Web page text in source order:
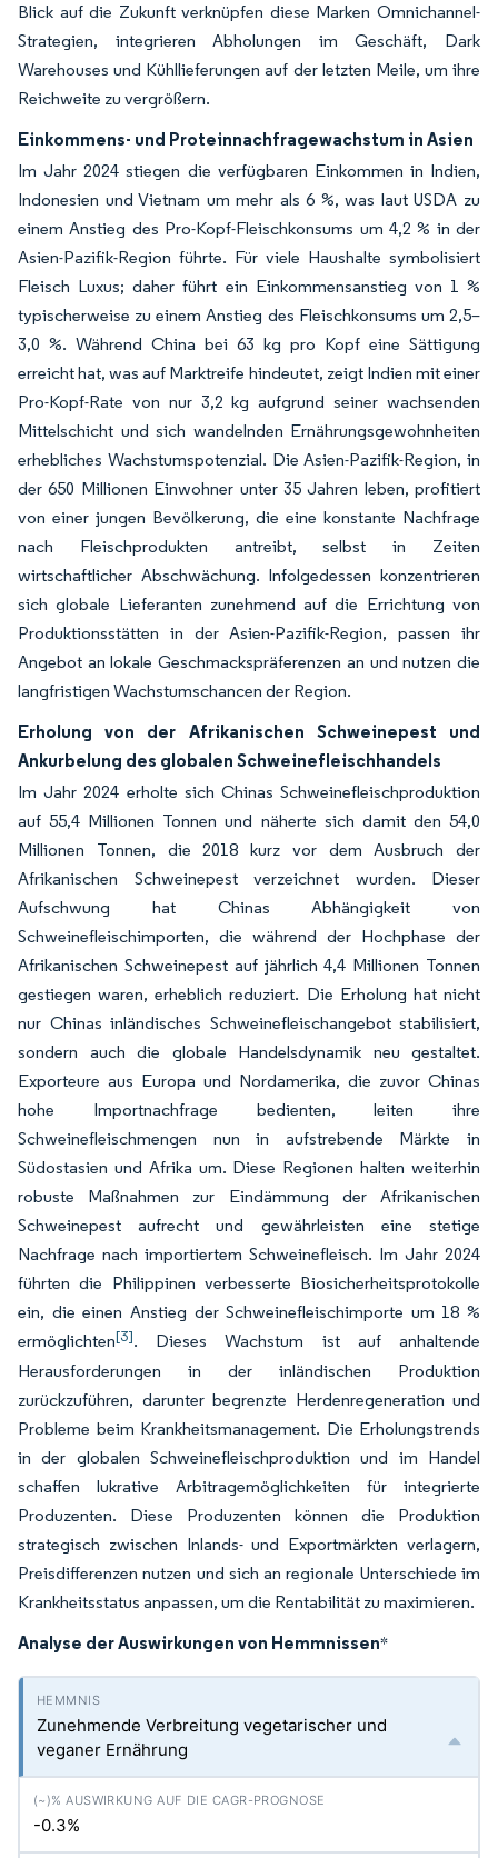
Blick auf die Zukunft verknüpfen diese Marken Omnichannel-
Strategien, integrieren Abholungen im Geschäft, Dark
Warehouses und Kühllieferungen auf der letzten Meile, um ihre
Reichweite zu vergrößern.
Einkommens- und Proteinnachfragewachstum in Asien
Im Jahr 2024 stiegen die verfügbaren Einkommen in Indien,
Indonesien und Vietnam um mehr als 6 %, was laut USDA zu
einem Anstieg des Pro-Kopf-Fleischkonsums um 4,2 % in der
Asien-Pazifik-Region führte. Für viele Haushalte symbolisiert
Fleisch Luxus; daher führt ein Einkommensanstieg von 1 %
typischerweise zu einem Anstieg des Fleischkonsums um 2,5–
3,0 %. Während China bei 63 kg pro Kopf eine Sättigung
erreicht hat, was auf Marktreife hindeutet, zeigt Indien mit einer
Pro-Kopf-Rate von nur 3,2 kg aufgrund seiner wachsenden
Mittelschicht und sich wandelnden Ernährungsgewohnheiten
erhebliches Wachstumspotenzial. Die Asien-Pazifik-Region, in
der 650 Millionen Einwohner unter 35 Jahren leben, profitiert
von einer jungen Bevölkerung, die eine konstante Nachfrage
nach Fleischprodukten antreibt, selbst in Zeiten
wirtschaftlicher Abschwächung. Infolgedessen konzentrieren
sich globale Lieferanten zunehmend auf die Errichtung von
Produktionsstätten in der Asien-Pazifik-Region, passen ihr
Angebot an lokale Geschmackspräferenzen an und nutzen die
langfristigen Wachstumschancen der Region.
Erholung von der Afrikanischen Schweinepest und
Ankurbelung des globalen Schweinefleischhandels
Im Jahr 2024 erholte sich Chinas Schweinefleischproduktion
auf 55,4 Millionen Tonnen und näherte sich damit den 54,0
Millionen Tonnen, die 2018 kurz vor dem Ausbruch der
Afrikanischen Schweinepest verzeichnet wurden. Dieser
Aufschwung hat Chinas Abhängigkeit von
Schweinefleischimporten, die während der Hochphase der
Afrikanischen Schweinepest auf jährlich 4,4 Millionen Tonnen
gestiegen waren, erheblich reduziert. Die Erholung hat nicht
nur Chinas inländisches Schweinefleischangebot stabilisiert,
sondern auch die globale Handelsdynamik neu gestaltet.
Exporteure aus Europa und Nordamerika, die zuvor Chinas
hohe Importnachfrage bedienten, leiten ihre
Schweinefleischmengen nun in aufstrebende Märkte in
Südostasien und Afrika um. Diese Regionen halten weiterhin
robuste Maßnahmen zur Eindämmung der Afrikanischen
Schweinepest aufrecht und gewährleisten eine stetige
Nachfrage nach importiertem Schweinefleisch. Im Jahr 2024
führten die Philippinen verbesserte Biosicherheitsprotokolle
ein, die einen Anstieg der Schweinefleischimporte um 18 %
ermöglichten[3]. Dieses Wachstum ist auf anhaltende
Herausforderungen in der inländischen Produktion
zurückzuführen, darunter begrenzte Herdenregeneration und
Probleme beim Krankheitsmanagement. Die Erholungstrends
in der globalen Schweinefleischproduktion und im Handel
schaffen lukrative Arbitragemöglichkeiten für integrierte
Produzenten. Diese Produzenten können die Produktion
strategisch zwischen Inlands- und Exportmärkten verlagern,
Preisdifferenzen nutzen und sich an regionale Unterschiede im
Krankheitsstatus anpassen, um die Rentabilität zu maximieren.
Analyse der Auswirkungen von Hemmnissen*
Zunehmende Verbreitung vegetarischer und
veganer Ernährung
-0.3%